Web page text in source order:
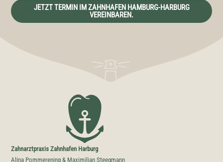
JETZT TERMIN IM ZAHNHAFEN HAMBURG-HARBURG
VEREINBAREN.
Zahnarztpraxis Zahnhafen Harburg
Alina Pommerening & Maximilian Steegmann